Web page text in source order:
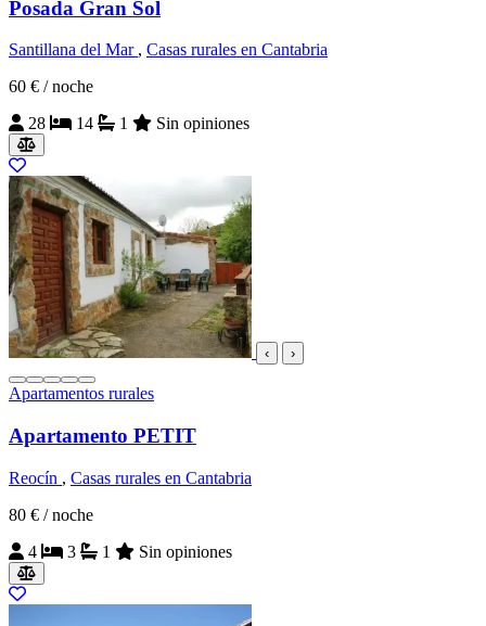
Posada Gran Sol
Santillana del Mar , Casas rurales en Cantabria
60 € / noche
28
14 1 Sin opiniones
‹ ›
Apartamentos rurales
Apartamento PETIT
Reocín , Casas rurales en Cantabria
80 € / noche
4
3 1 Sin opiniones